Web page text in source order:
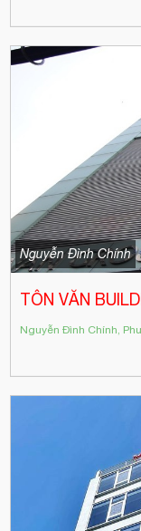
Nguyễn Đình Chính
TÔN VĂN
Nguyễn Đình Chính,